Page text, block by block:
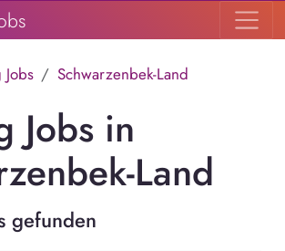
Schwarzenbek-Land
Jobs in
Land
gefunden